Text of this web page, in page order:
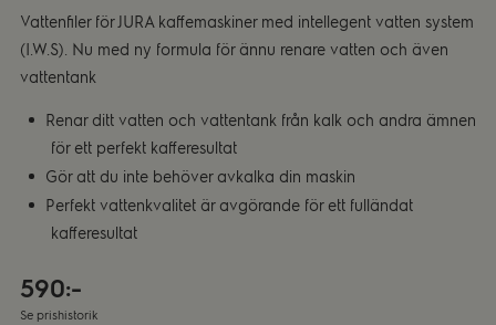
Vattenfiler för JURA kaffemaskiner med intellegent vatten system
(I.W.S). Nu med ny formula för ännu renare vatten och även
vattentank
Renar ditt vatten och vattentank från kalk och andra ämnen
för ett perfekt kafferesultat
Gör att du inte behöver avkalka din maskin
Perfekt vattenkvalitet är avgörande för ett fulländat
kafferesultat
590:-
Se prishistorik